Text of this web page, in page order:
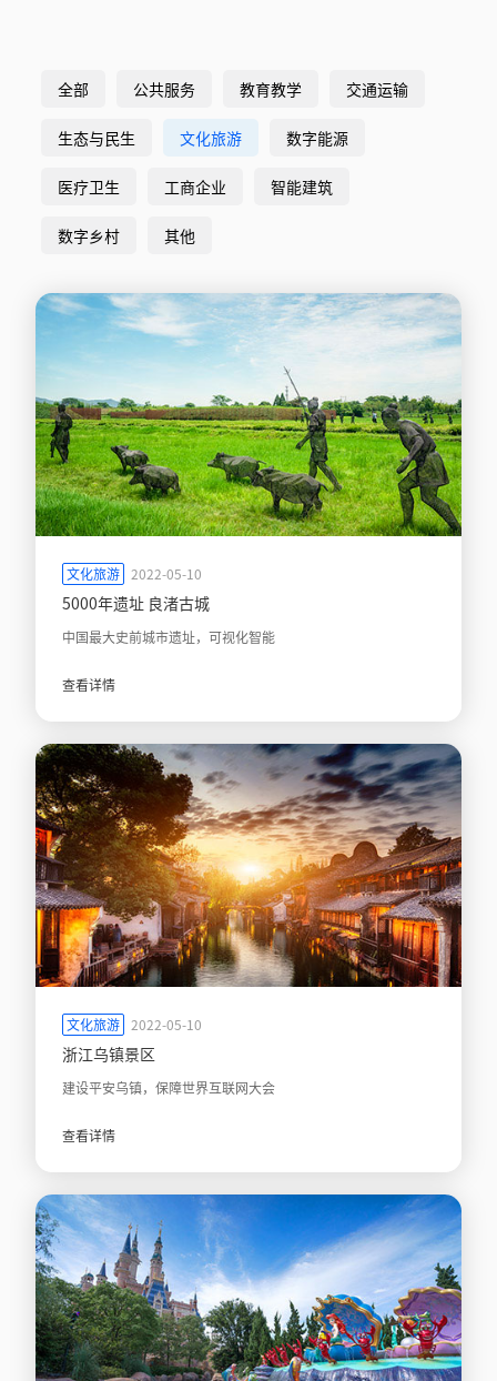
全部 公共服务 教育教学 交通运输
生态与民生 文化旅游 数字能源
医疗卫生 工商企业 智能建筑
数字乡村 其他
文化旅游 2022-05-10
5000年遗址 良渚古城
中国最大史前城市遗址，可视化智能
查看详情
文化旅游 2022-05-10
浙江乌镇景区
建设平安乌镇，保障世界互联网大会
查看详情